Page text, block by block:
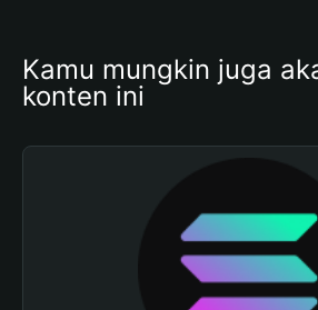
Kamu mungkin juga
konten ini